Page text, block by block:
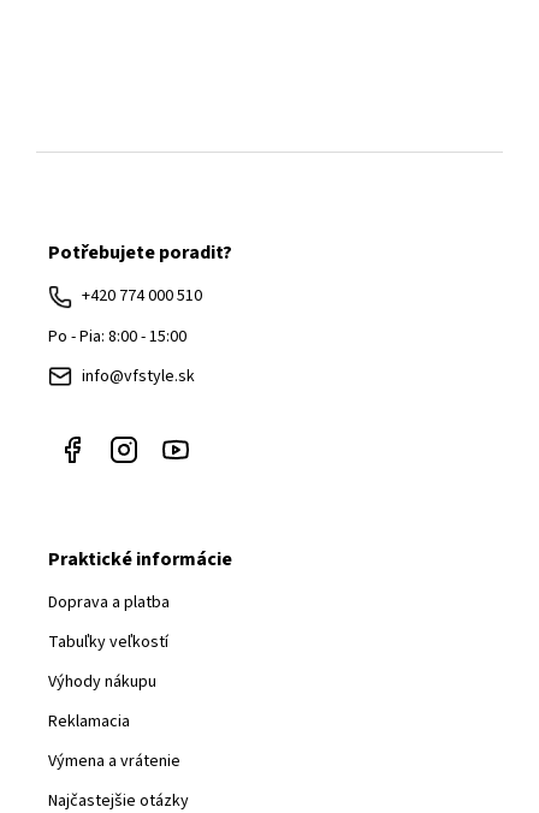
Potřebujete poradit?
+420 774 000 510
Po - Pia: 8:00 - 15:00
info@vfstyle.sk
Praktické informácie
Doprava a platba
Tabuľky veľkostí
Výhody nákupu
Reklamacia
Výmena a vrátenie
Najčastejšie otázky